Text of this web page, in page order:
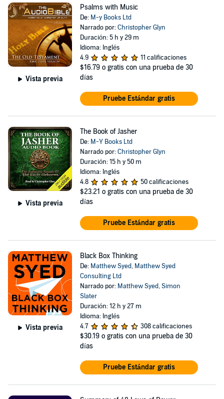
Vista previa
Psalms with Music
De: M-y Books Ltd
Narrado por:Christopher Glyn
Duración: 5 h y 29 m
Idioma: Inglés
4.9
11 calificaciones
$16.79 o gratis con una prueba de 30
días
Pruebe Estándar gratis
Vista previa
The Book of Jasher
De: M-Y Books Ltd
Narrado por:Christopher Glyn
Duración: 15 h y 50 m
Idioma: Inglés
4.8
50 calificaciones
$23.21 o gratis con una prueba de 30
días
Pruebe Estándar gratis
Vista previa
Black Box Thinking
De: Matthew Syed, Matthew Syed
Consulting Ltd
Narrado por: Matthew Syed,Simon
Slater
Duración: 12 h y 27 m
Idioma: Inglés
4.7
308 calificaciones
$30.19 o gratis con una prueba de 30
días
Pruebe Estándar gratis